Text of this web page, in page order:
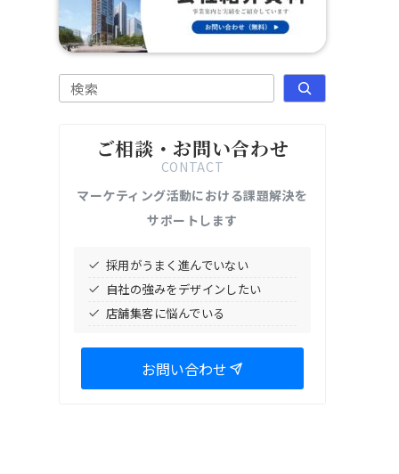
検索
ご相談・お問い合わせ
CONTACT
マーケティング活動における課題解決を
サポートします
採用がうまく進んでいない
自社の強みをデザインしたい
店舗集客に悩んでいる
お問い合わせ